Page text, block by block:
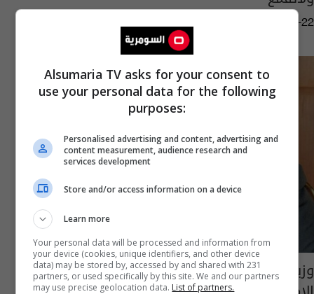
03:58 | 2019-11-22
وزير التربية يعلن اسماء الطلبة الاوائل في نتائج
Alsumaria TV asks for your consent to
use your personal data for the following
purposes:
Personalised advertising and content, advertising and
content measurement, audience research and
services development
Store and/or access information on a device
Learn more
Your personal data will be processed and information from
your device (cookies, unique identifiers, and other device
data) may be stored by, accessed by and shared with 231
partners, or used specifically by this site. We and our partners
may use precise geolocation data. List of partners.